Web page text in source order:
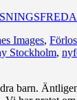
Images,
Stockholm,
barn.